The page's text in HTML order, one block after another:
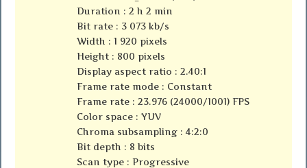
Duration : 2 h 2 min
Bit rate : 3 073 kb/s
Width : 1 920 pixels
Height : 800 pixels
Display aspect ratio : 2.40:1
Frame rate mode : Constant
Frame rate : 23.976 (24000/1001) FPS
Color space : YUV
Chroma subsampling : 4:2:0
Bit depth : 8 bits
Scan type : Progressive